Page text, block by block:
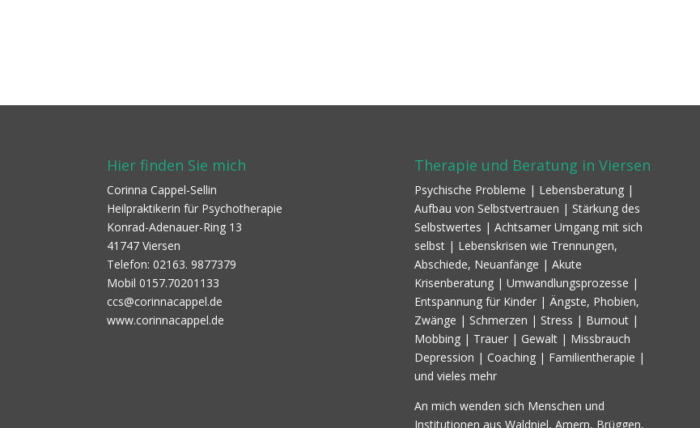
Hier finden Sie mich
Corinna Cappel-Sellin
Heilpraktikerin für Psychotherapie
Konrad-Adenauer-Ring 13
41747 Viersen
Telefon: 02163. 9877379
Mobil 0157.70201133
ccs@corinnacappel.de
www.corinnacappel.de
Therapie und Beratung in Viersen
Psychische Probleme | Lebensberatung |
Aufbau von Selbstvertrauen | Stärkung des
Selbstwertes | Achtsamer Umgang mit sich
selbst | Lebenskrisen wie Trennungen,
Abschiede, Neuanfänge | Akute
Krisenberatung | Umwandlungsprozesse |
Entspannung für Kinder | Ängste, Phobien,
Zwänge | Schmerzen | Stress | Burnout |
Mobbing | Trauer | Gewalt | Missbrauch
Depression | Coaching | Familientherapie |
und vieles mehr
An mich wenden sich Menschen und
Institutionen aus Waldniel, Amern, Brüggen,